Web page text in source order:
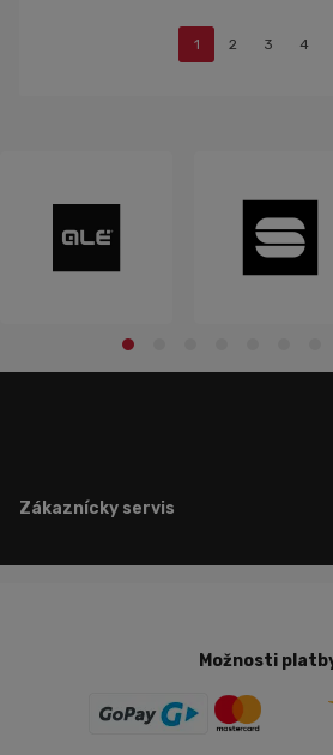
1 2 3 4
Zákaznícky servis
Možnosti